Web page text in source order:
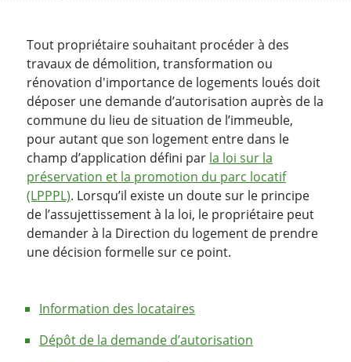
Tout propriétaire souhaitant procéder à des
travaux de démolition, transformation ou
rénovation d'importance de logements loués doit
déposer une demande d’autorisation auprès de la
commune du lieu de situation de l’immeuble,
pour autant que son logement entre dans le
champ d’application défini par la loi sur la
préservation et la promotion du parc locatif
(LPPPL). Lorsqu’il existe un doute sur le principe
de l’assujettissement à la loi, le propriétaire peut
demander à la Direction du logement de prendre
une décision formelle sur ce point.
Information des locataires
Dépôt de la demande d’autorisation